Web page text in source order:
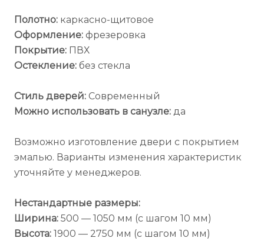
Полотно: каркасно-щитовое
Оформление: фрезеровка
Покрытие: ПВХ
Остекление: без стекла
Стиль дверей: Современный
Можно использовать в санузле: да
Возможно изготовление двери с покрытием
эмалью. Варианты изменения характеристик
уточняйте у менеджеров.
Нестандартные размеры:
Ширина: 500 — 1050 мм (с шагом 10 мм)
Высота: 1900 — 2750 мм (с шагом 10 мм)